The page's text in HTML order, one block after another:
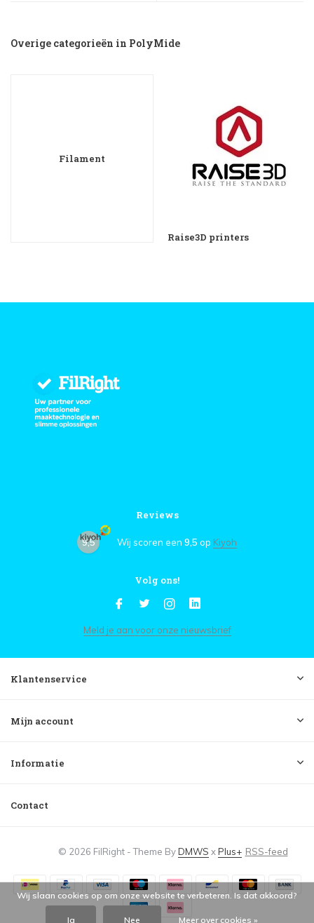
Overige categorieën in PolyMide
Filament
Raise3D printers
Reviews
9,5 Wij scoren een 9,5 op Kiyoh
Volg ons!
Meld je aan voor onze nieuwsbrief
Klantenservice
Mijn account
Informatie
Contact
© 2026 FilRight - Theme ByDMWS xPlus+ RSS-feed
Wij slaan cookies op om onze website te verbeteren. Is dat akkoord?
Ja Nee Meer over cookies »